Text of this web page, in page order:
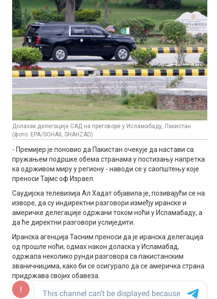
Долазак делегације САД на преговоре у Исламабаду, Пакистан
(фото: EPA/SOHAIL SHAHZAD)
- Премијер је поновио да Пакистан очекује да настави са
пружањем подршке обема странама у постизању напретка
ка одрживом миру у региону - наводи се у саопштењу које
преноси Тајмс оф Израел.
Саудијска телевизија Ал Хадат објавила је, позивајући се на
изворе, да су индиректни разговори између иранске и
америчке делегације одржани током ноћи у Исламабаду, а
да ће директни разговори услиједити.
Иранска агенција Тасним преноси да је иранска делегација
од прошле ноћи, одмах након доласка у Исламабад,
одржала неколико рунди разговора са пакистанским
званичницима, како би се осигурало да се америчка страна
придржава својих обавеза.